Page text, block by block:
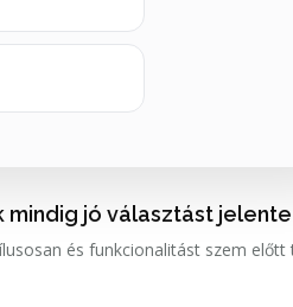
jó választást
és funkcionalitást szem előtt